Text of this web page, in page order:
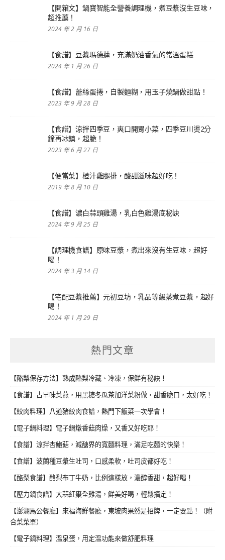
【開箱文】鍋寶智能全營養調理機，煮豆漿沒生豆味，
超推薦！
2024 年 2 月 16 日
【食譜】豆漿瑪德蓮，充滿奶油香氣的常溫蛋糕
2024 年 1 月 26 日
【食譜】蕾絲蛋捲，自製麵糊，用玉子燒鍋做甜點！
2023 年 9 月 28 日
【食譜】涼拌四季豆，爽口開胃小菜，四季豆川燙2分
鐘再冰鎮，超脆！
2023 年 6 月 27 日
【便當菜】橙汁雞腿排，酸甜滋味超好吃！
2019 年 8 月 10 日
【食譜】濃白蒜頭雞湯，乳白色雞湯底秘訣
2024 年 9 月 25 日
【調理機食譜】原味豆漿，煮出來沒有生豆味，超好
喝！
2024 年 3 月 14 日
【宅配豆漿推薦】元初豆坊，乳品等級蒸煮豆漿，超好
喝！
2024 年 1 月 29 日
熱門文章
【酪梨保存方法】熟成酪梨冷藏、冷凍，保鮮有秘訣！
【食譜】古早味菜燕，用黑糖冬瓜茶加洋菜粉做，甜香脆口，太好吃！
【絞肉料理】八道豬絞肉食譜，熱門下飯菜一次學會！
【電子鍋料理】電子鍋燉香菇肉燥，又香又好吃耶！
【食譜】涼拌杏鮑菇，減醣界的寬麵料理，滿足吃麵的快樂！
【食譜】波蘭種豆漿生吐司，口感柔軟，吐司皮都好吃！
【酪梨食譜】酪梨布丁牛奶，比例這樣放，濃醇香甜，超好喝！
【壓力鍋食譜】大蒜紅棗全雞湯，鮮美好喝，輕鬆搞定！
【澎湖馬公餐廳】來福海鮮餐廳，東坡肉果然是招牌，一定要點！（附
合菜菜單）
【電子鍋料理】溫泉蛋，用定溫功能來做舒肥料理